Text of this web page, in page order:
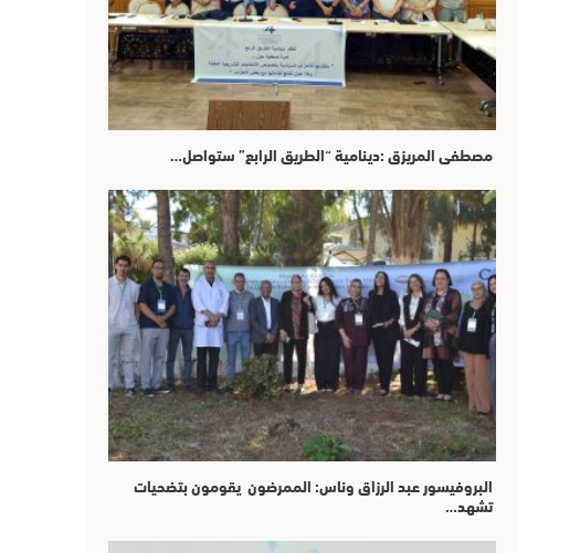
مصطفى المريزق :دينامية “الطريق الرابع” ستواصل…
البروفيسور عبد الرزاق وناس: الممرضون يقومون بتضحيات
تشهد…